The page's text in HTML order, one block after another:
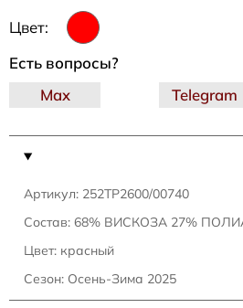
Цвет:
Артикул: 252TP2600/00740
Состав: 68% ВИСКОЗА 27%
Цвет: красный
Сезон: Осень-Зима 2025
Есть вопросы?
Telegram
Max